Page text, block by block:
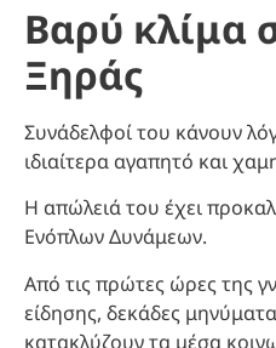
Βαρύ κλίμα
Ξηράς
Συνάδελφοί του κάνουν
ιδιαίτερα αγαπητό και
Η απώλειά του έχει
Ενόπλων Δυνάμεων.
Από τις πρώτες ώρες της
είδησης, δεκάδες
κατακλύζουν τα μέσα